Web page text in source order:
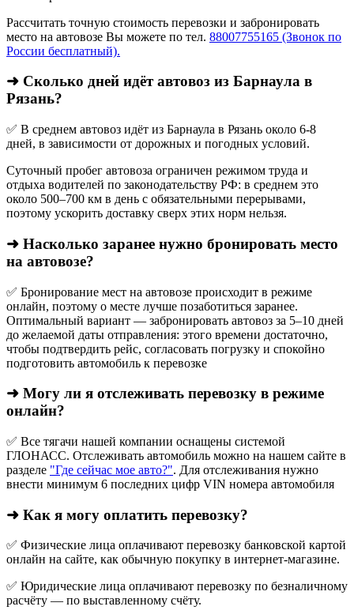
Рассчитать точную стоимость перевозки и забронировать
место на автовозе Вы можете по тел. 88007755165 (Звонок по
России бесплатный).
➜ Сколько дней идёт автовоз из Барнаула в
Рязань?
✅ В среднем автовоз идёт из Барнаула в Рязань около 6-8
дней, в зависимости от дорожных и погодных условий.
Суточный пробег автовоза ограничен режимом труда и
отдыха водителей по законодательству РФ: в среднем это
около 500–700 км в день с обязательными перерывами,
поэтому ускорить доставку сверх этих норм нельзя.
➜ Насколько заранее нужно бронировать место
на автовозе?
✅ Бронирование мест на автовозе происходит в режиме
онлайн, поэтому о месте лучше позаботиться заранее.
Оптимальный вариант — забронировать автовоз за 5–10 дней
до желаемой даты отправления: этого времени достаточно,
чтобы подтвердить рейс, согласовать погрузку и спокойно
подготовить автомобиль к перевозке
➜ Могу ли я отслеживать перевозку в режиме
онлайн?
✅ Все тягачи нашей компании оснащены системой
ГЛОНАСС. Отслеживать автомобиль можно на нашем сайте в
разделе "Где сейчас мое авто?". Для отслеживания нужно
внести минимум 6 последних цифр VIN номера автомобиля
➜ Как я могу оплатить перевозку?
✅ Физические лица оплачивают перевозку банковской картой
онлайн на сайте, как обычную покупку в интернет‑магазине.
✅ Юридические лица оплачивают перевозку по безналичному
расчёту — по выставленному счёту.